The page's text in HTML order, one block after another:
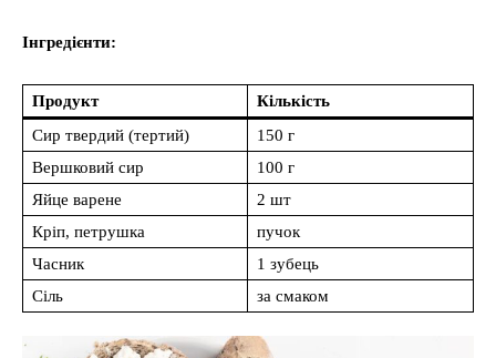
Інгредієнти:
Продукт
Кількість
Сир твердий (тертий)
150 г
Вершковий сир
100 г
Яйце варене
2 шт
Кріп, петрушка
пучок
Часник
1 зубець
Сіль
за смаком